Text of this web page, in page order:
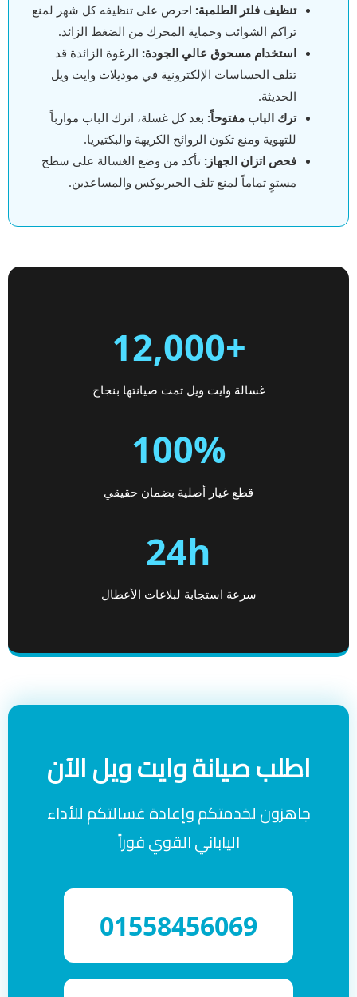
تنظيف فلتر الطلمبة: احرص على تنظيفه كل شهر لمنع
تراكم الشوائب وحماية المحرك من الضغط الزائد.
استخدام مسحوق عالي الجودة: الرغوة الزائدة قد
تتلف الحساسات الإلكترونية في موديلات وايت ويل
الحديثة.
ترك الباب مفتوحاً: بعد كل غسلة، اترك الباب موارباً
للتهوية ومنع تكون الروائح الكريهة والبكتيريا.
فحص اتزان الجهاز: تأكد من وضع الغسالة على سطح
مستوٍ تماماً لمنع تلف الجيربوكس والمساعدين.
+12,000
غسالة وايت ويل تمت صيانتها بنجاح
100%
قطع غيار أصلية بضمان حقيقي
24h
سرعة استجابة لبلاغات الأعطال
اطلب صيانة وايت ويل الآن
جاهزون لخدمتكم وإعادة غسالتكم للأداء
الياباني القوي فوراً
01558456069